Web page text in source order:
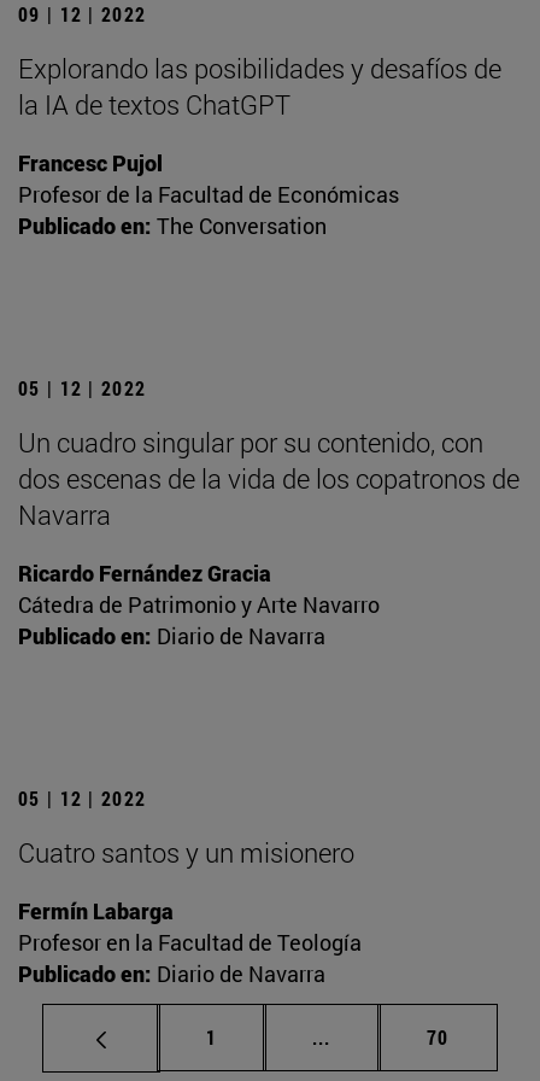
09 | 12 | 2022
Explorando las posibilidades y desafíos de
la IA de textos ChatGPT
Francesc Pujol
Profesor de la Facultad de Económicas
Publicado en: The Conversation
05 | 12 | 2022
Un cuadro singular por su contenido, con
dos escenas de la vida de los copatronos de
Navarra
Ricardo Fernández Gracia
Cátedra de Patrimonio y Arte Navarro
Publicado en: Diario de Navarra
05 | 12 | 2022
Cuatro santos y un misionero
Fermín Labarga
Profesor en la Facultad de Teología
Publicado en: Diario de Navarra
Página
1 ... Páginas intermedias
Página
70